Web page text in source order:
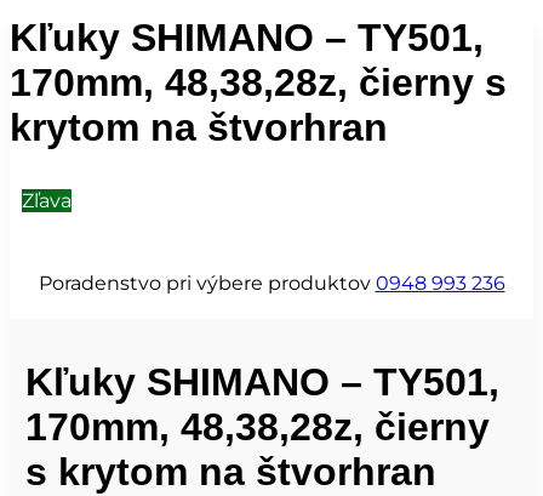
Kľuky SHIMANO – TY501,
170mm, 48,38,28z, čierny s
krytom na štvorhran
Zľava
Poradenstvo pri výbere produktov 0948 993 236
Kľuky SHIMANO – TY501,
170mm, 48,38,28z, čierny
s krytom na štvorhran